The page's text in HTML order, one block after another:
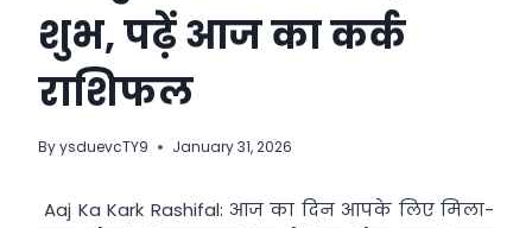
शुभ, पढ़ें आज का कर्क
राशिफल
ByysduevcTY9 January 31, 2026
Aaj Ka Kark Rashifal: आज का दिन आपके लिए मिला-